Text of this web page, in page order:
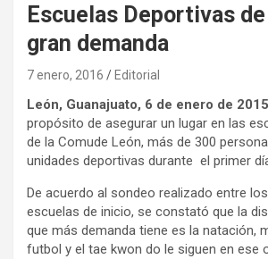
Escuelas Deportivas
gran demanda
7 enero, 2016 Editorial
León, Guanajuato, 6 de enero de
propósito de asegurar un lugar en las
de la Comude León, más de 300
unidades deportivas durante el primer
De acuerdo al sondeo realizado entre
escuelas de inicio, se constató que la
que más demanda tiene es la natación,
futbol y el tae kwon do le siguen en ese